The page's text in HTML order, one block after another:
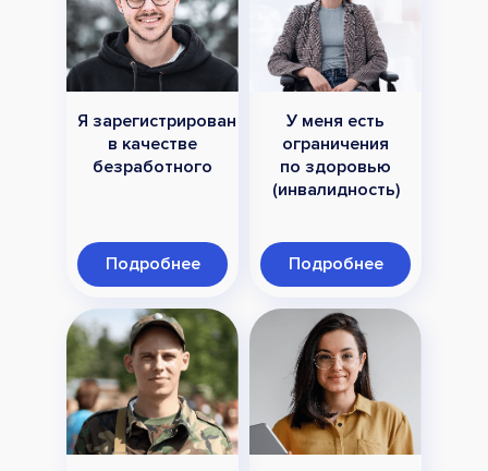
Я зарегистрирован
в качестве
безработного
Подробнее
У меня есть
ограничения
по здоровью
(инвалидность)
Подробнее